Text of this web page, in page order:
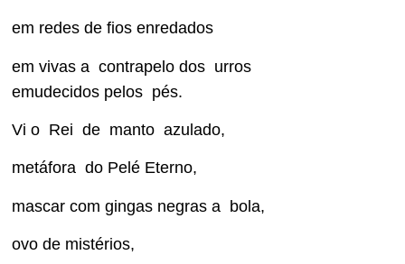
em redes de fios enredados
em vivas a contrapelo dos urros
emudecidos pelos pés.
Vi o Rei de manto azulado,
metáfora do Pelé Eterno,
mascar com gingas negras a bola,
ovo de mistérios,